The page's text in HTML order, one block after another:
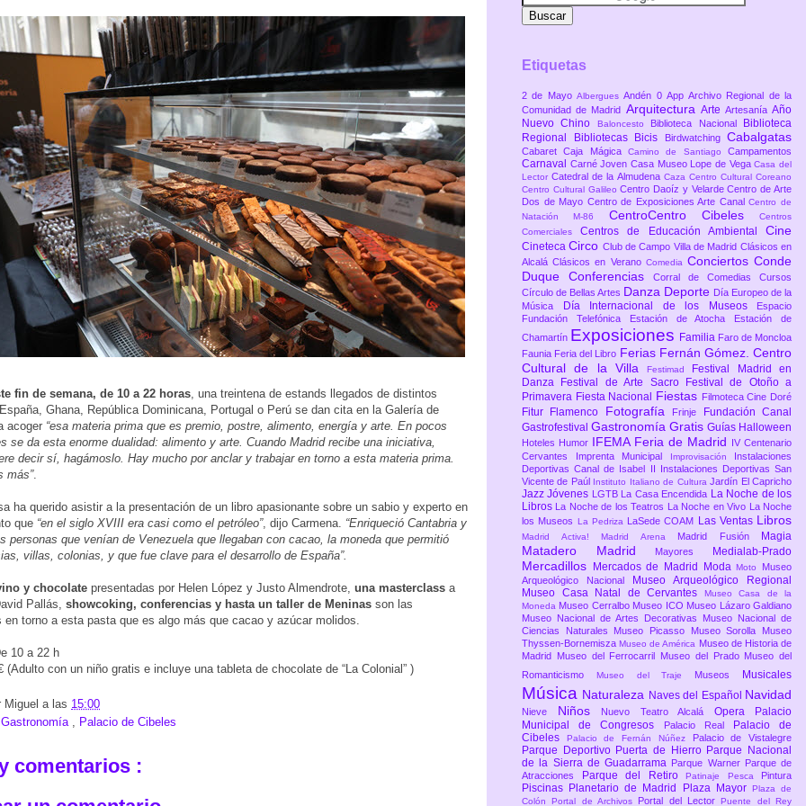
fin de semana, de 10 a 22 horas, una treintena de estands llegados de distintos
Ghana, República Dominicana, Portugal o Perú se dan cita en la Galería de
acoger “esa materia prima que es premio, postre, alimento, energía y arte. En pocos
se da esta enorme dualidad: alimento y arte. Cuando Madrid recibe una iniciativa,
decir sí, hagámoslo. Hay mucho por anclar y trabajar en torno a esta materia prima.
más”.
ha querido asistir a la presentación de un libro apasionante sobre un sabio y experto en
que “en el siglo XVIII era casi como el petróleo”, dijo Carmena. “Enriqueció Cantabria y
personas que venían de Venezuela que llegaban con cacao, la moneda que permitió
villas, colonias, y que fue clave para el desarrollo de España”.
y chocolate presentadas por Helen López y Justo Almendrote, una masterclass a
Pallás, showcoking, conferencias y hasta un taller de Meninas son las
en torno a esta pasta que es algo más que cacao y azúcar molidos.
10 a 22 h
(Adulto con un niño gratis e incluye una tableta de chocolate de “La Colonial” )
Miguel a las 15:00
Gastronomía Palacio de Cibeles
comentarios :
Etiquetas
2 de Mayo AlberguesAndén 0 AppArchivo Regional de la
Comunidad de Madrid Arquitectura Arte ArtesaníaAño
Nuevo Chino
Baloncesto Biblioteca Nacional
Biblioteca
Regional
Bibliotecas Bicis Birdwatching Cabalgatas
CabaretCaja MágicaCamino de SantiagoCampamentos
Carnaval Carné JovenCasa Museo Lope de VegaCasa del
LectorCatedral de la Almudena Caza Centro Cultural Coreano
Centro Cultural GalileoCentro Daoíz y VelardeCentro de Arte
Dos de Mayo Centro de Exposiciones Arte CanalCentro de
Natación M-86 CentroCentro Cibeles
Centros
ComercialesCentros de Educación AmbientalCine
CinetecaCirco Club de Campo Villa de Madrid Clásicos en
AlcaláClásicos en Verano Comedia ConciertosConde
Duque Conferencias Corral de Comedias Cursos
Círculo de Bellas Artes Danza Deporte Día Europeo de la
Música
Día Internacional de los Museos
Espacio
Fundación Telefónica
Estación de Atocha
Estación de
Chamartín Exposiciones Familia Faro de Moncloa
Faunia Feria del Libro Ferias Fernán Gómez. Centro
Cultural de la VillaFestimad
Festival Madrid en
Danza
Festival de Arte Sacro
Festival de Otoño a
Primavera Fiesta Nacional Fiestas Filmoteca Cine Doré
Fitur Flamenco Fotografía Frinje
Fundación Canal
Gastrofestival Gastronomía Gratis Guías Halloween
Hoteles Humor IFEMA Feria de Madrid
IV Centenario
Cervantes
Imprenta Municipal Improvisación
Instalaciones
Deportivas Canal de Isabel II
Instalaciones Deportivas San
Vicente de Paúl
Instituto Italiano de CulturaJardín El Capricho
JazzJóvenes LGTB La Casa Encendida La Noche de los
Libros
La Noche de los Teatros La Noche en Vivo
La Noche
los Museos
La Pedriza LaSede COAM Las Ventas Libros
Madrid Activa! Madrid Arena Madrid Fusión Magia
Matadero Madrid Mayores Medialab-Prado
Mercadillos Mercados de Madrid ModaMoto Museo
Arqueológico Nacional
Museo Arqueológico Regional
Museo Casa Natal de Cervantes
Museo Casa de la
Moneda Museo Cerralbo Museo ICO Museo Lázaro Galdiano
Museo Nacional de Artes Decorativas Museo Nacional de
Ciencias Naturales Museo Picasso Museo Sorolla Museo
Thyssen-BornemiszaMuseo de América Museo de Historia de
Madrid
Museo del Ferrocarril Museo del Prado Museo del
Romanticismo
Museo del Traje Museos Musicales
Música Naturaleza Naves del Español Navidad
Nieve Niños Nuevo Teatro Alcalá Opera
Palacio
Municipal de Congresos
Palacio Real
Palacio de
Cibeles
Palacio de Fernán Núñez Palacio de Vistalegre
Parque Deportivo Puerta de Hierro Parque Nacional
de la Sierra de Guadarrama Parque Warner Parque de
Atracciones
Parque del Retiro Patinaje Pesca Pintura
Piscinas Planetario de Madrid Plaza Mayor
Plaza de
Colón Portal de Archivos Portal del LectorPuente del Rey